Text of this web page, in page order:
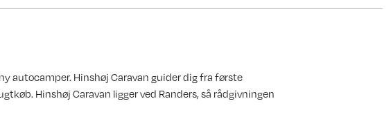
autocamper. Hinshøj Caravan guider dig fra første
Hinshøj Caravan ligger ved Randers, så rådgivningen